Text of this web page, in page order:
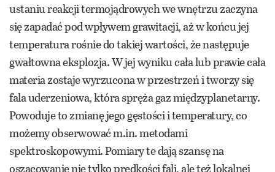
ustaniu reakcji termojądrowych we wnętrzu zaczyna
się zapadać pod wpływem grawitacji, aż w końcu jej
temperatura rośnie do takiej wartości, że następuje
gwałtowna eksplozja. W jej wyniku cała lub prawie cała
materia zostaje wyrzucona w przestrzeń i tworzy się
fala uderzeniowa, która spręża gaz międzyplanetarny.
Powoduje to zmianę jego gęstości i temperatury, co
możemy obserwować m.in. metodami
spektroskopowymi. Pomiary te dają szansę na
oszacowanie nie tylko prędkości fali, ale też lokalnej